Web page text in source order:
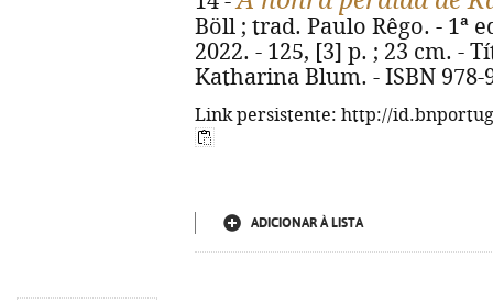
Böll ; trad. Paulo Rêgo. - 1ª
2022. - 125, [3] p. ; 23 cm. -
Katharina Blum. - ISBN 978-
Link persistente: http://
ADICIONAR À LISTA